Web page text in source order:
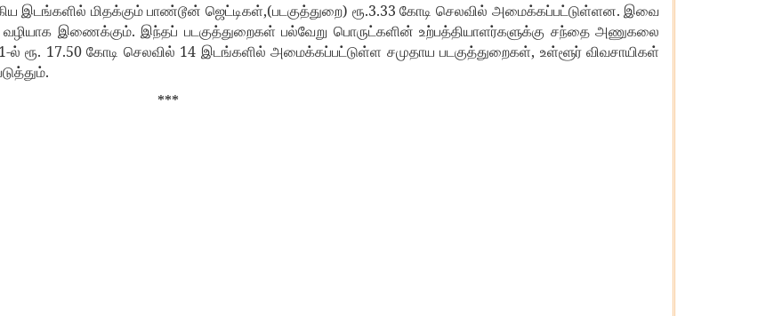
இடங்களில் மிதக்கும் பாண்டூன் ஜெட்டிகள்,(படகுத்துறை) ரூ.3.33கோடி செலவில் அமைக்கப்பட்டுள்ளன.இவை
வழியாக இணைக்கும். இந்தப் படகுத்துறைகள் பல்வேறு பொருட்களின் உற்பத்தியாளர்களுக்கு சந்தை அணுகலை
1-ல் ரூ. 17.50 கோடி செலவில் 14 இடங்களில் அமைக்கப்பட்டுள்ள சமுதாய படகுத்துறைகள், உள்ளூர் விவசாயிகள்
.
***